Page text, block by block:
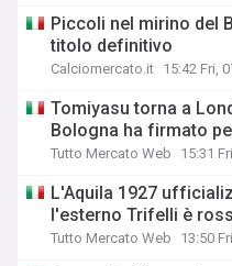
Piccoli nel mirino del
titolo definitivo
Calciomercato.it 15:42 Fri,
Tomiyasu torna a
Bologna ha firmato
Tutto Mercato Web 15:31
L'Aquila 1927
l'esterno Trifelli è
Tutto Mercato Web 13:50